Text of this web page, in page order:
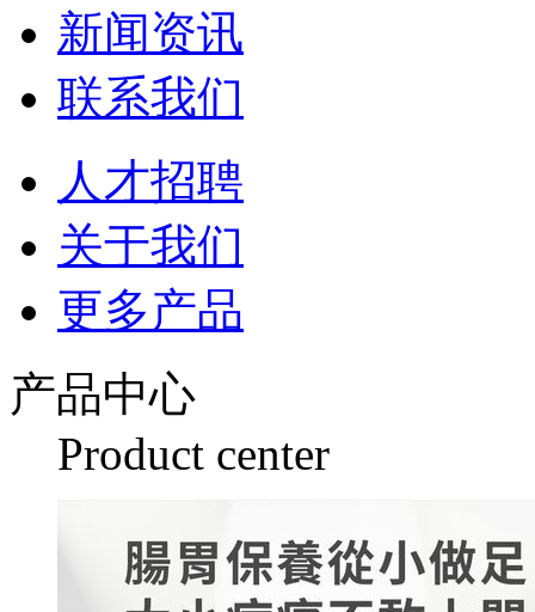
新闻资讯
联系我们
人才招聘
关于我们
更多产品
产品中心
Product center